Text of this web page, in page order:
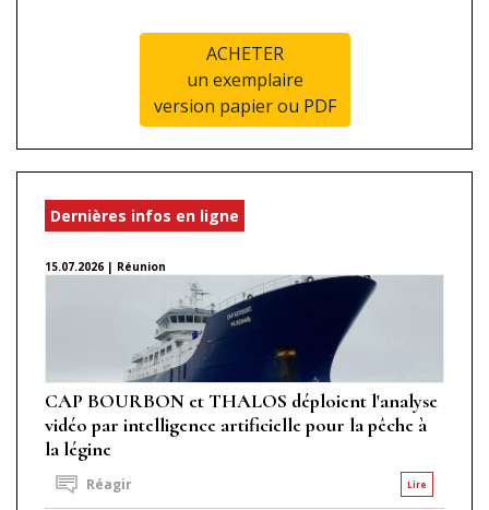
ACHETER
un exemplaire
version papier ou PDF
Dernières infos en ligne
15.07.2026 | Réunion
CAP BOURBON et THALOS déploient l'analyse
vidéo par intelligence artificielle pour la pêche à
la légine
Lire
Réagir